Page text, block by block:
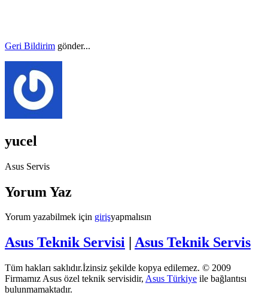
Geri Bildirim gönder...
yucel
Asus Servis
Yorum Yaz
Yorum yazabilmek için girişyapmalısın
Asus Teknik Servisi Asus Teknik Servis
Tüm hakları saklıdır.İzinsiz şekilde kopya edilemez. © 2009
Firmamız Asus özel teknik servisidir, Asus Türkiye ile bağlantısı
bulunmamaktadır.